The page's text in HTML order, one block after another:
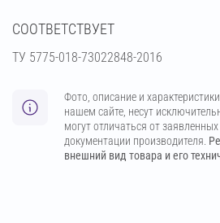
СООТВЕТСТВУЕТ
ТУ 5775-018-73022848-2016
Фото, описание и
нашем сайте, несут
могут отличаться от заявленных
документации производителя.
внешний вид товара и его